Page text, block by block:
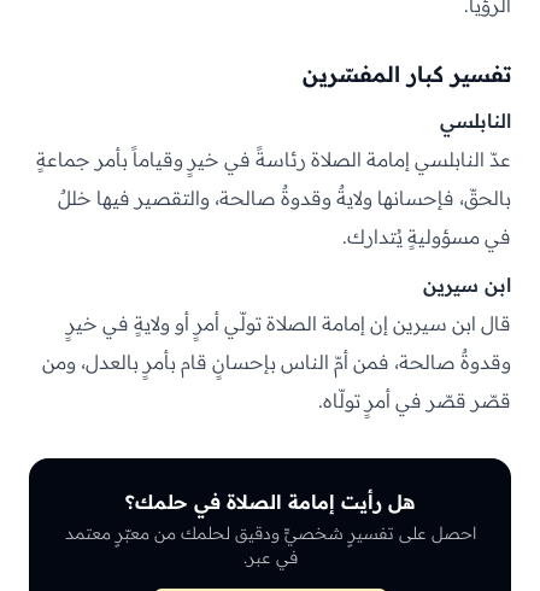
الرؤيا.
تفسير كبار المفسّرين
النابلسي
عدّ النابلسي إمامة الصلاة رئاسةً في خيرٍ وقياماً بأمر جماعةٍ
بالحقّ، فإحسانها ولايةٌ وقدوةٌ صالحة، والتقصير فيها خللٌ
في مسؤوليةٍ يُتدارك.
ابن سيرين
قال ابن سيرين إن إمامة الصلاة تولّي أمرٍ أو ولايةٍ في خيرٍ
وقدوةٌ صالحة، فمن أمّ الناس بإحسانٍ قام بأمرٍ بالعدل، ومن
قصّر قصّر في أمرٍ تولّاه.
هل رأيت إمامة الصلاة في حلمك؟
احصل على تفسيرٍ شخصيٍّ ودقيق لحلمك من معبّرٍ معتمد
في عبر.